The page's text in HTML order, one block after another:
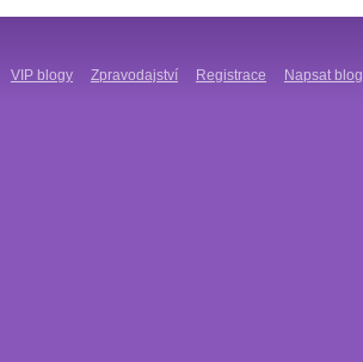
VIP blogy Zpravodajství Registrace Napsat blog